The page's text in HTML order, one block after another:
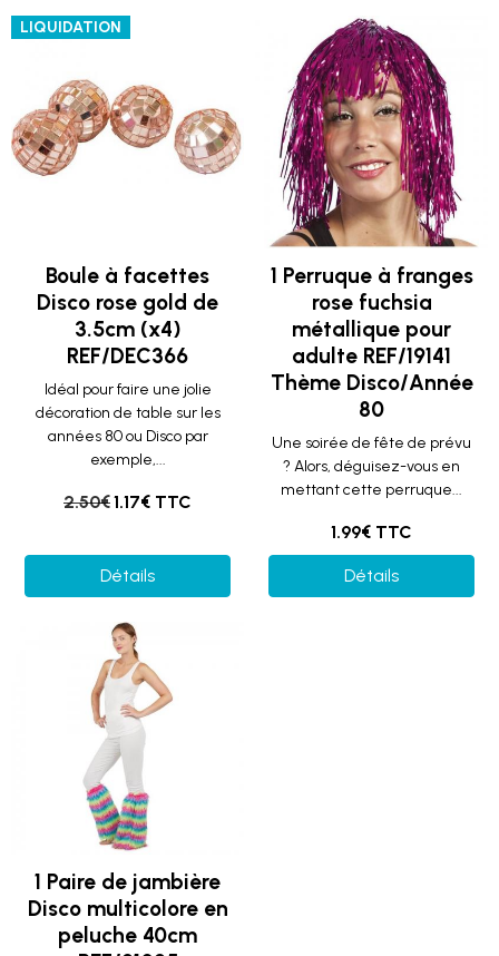
LIQUIDATION
Boule à facettes
Disco rose gold de
3.5cm (x4)
REF/DEC366
Idéal pour faire une jolie
décoration de table sur les
années 80 ou Disco par
exemple,...
2.50€1.17€ TTC
Détails
1 Perruque à franges
rose fuchsia
métallique pour
adulte REF/19141
Thème Disco/Année
80
Une soirée de fête de prévu
? Alors, déguisez-vous en
mettant cette perruque...
1.99€ TTC
Détails
1 Paire de jambière
Disco multicolore en
peluche 40cm